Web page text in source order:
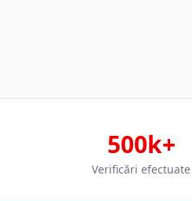
500k+
Verificări efectuate